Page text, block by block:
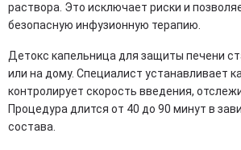
раствора. Это исключает риски и
безопасную инфузионную терапию.
Детокс капельница для защиты печени
или на дому. Специалист устанавливает
контролирует скорость введения,
Процедура длится от 40 до 90 минут в
состава.